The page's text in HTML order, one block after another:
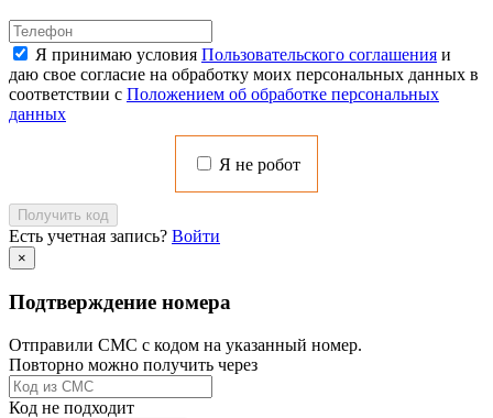
Я принимаю условия Пользовательского соглашения и
даю свое согласие на обработку моих персональных данных в
соответствии с Положением об обработке персональных
данных
Я не робот
Получить код
Есть учетная запись? Войти
×
Подтверждение номера
Отправили СМС с кодом на указанный номер.
Повторно можно получить через
Код не подходит